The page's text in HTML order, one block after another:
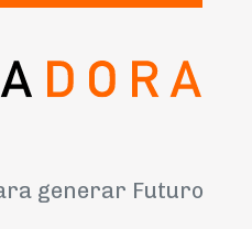
generar Futuro